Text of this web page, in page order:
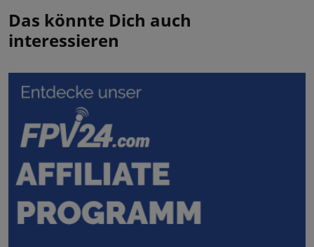
Das könnte Dich auch
interessieren